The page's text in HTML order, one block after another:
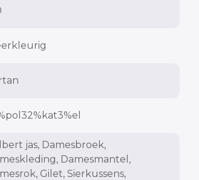
jas, Damesbroek,
, Damesmantel ,
, Gilet, Sierkussens,